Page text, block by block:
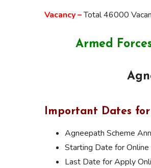
Vacancy –Total 46000
Armed
Important Dates
Agneepath Scheme
Starting Date for
Last Date for Apply